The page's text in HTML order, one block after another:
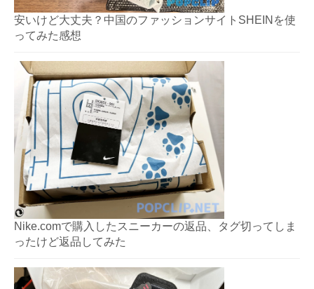
安いけど大丈夫？中国のファッションサイトSHEINを使
ってみた感想
Nike.comで購入したスニーカーの返品、タグ切ってしま
ったけど返品してみた